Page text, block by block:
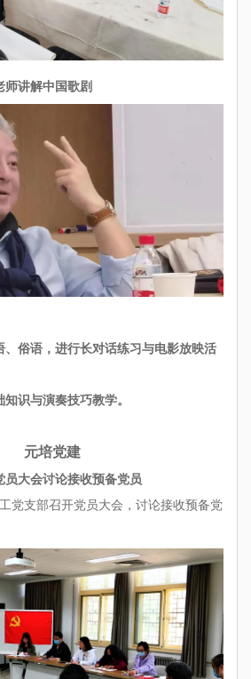
师讲解中国歌剧
、俗语，进行长对话练习与电影放映活
识与演奏技巧教学。
元培党建
员大会讨论接收预备党员
党支部召开党员大会，讨论接收预备党